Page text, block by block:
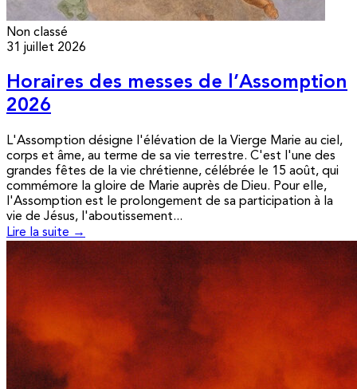
Non classé
31 juillet 2026
Horaires des messes de l’Assomption
2026
L'Assomption désigne l'élévation de la Vierge Marie au ciel,
corps et âme, au terme de sa vie terrestre. C'est l'une des
grandes fêtes de la vie chrétienne, célébrée le 15 août, qui
commémore la gloire de Marie auprès de Dieu. Pour elle,
l'Assomption est le prolongement de sa participation à la
vie de Jésus, l'aboutissement...
Lire la suite →